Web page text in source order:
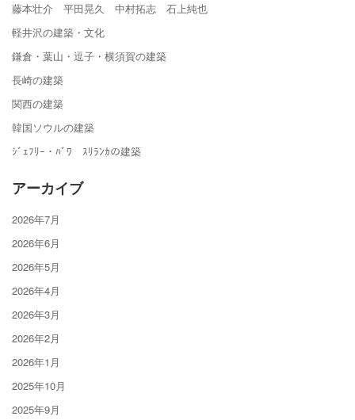
藤本壮介 平田晃久 中村拓志 石上純也
軽井沢の建築・文化
鎌倉・葉山・逗子・横須賀の建築
長崎の建築
関西の建築
韓国ソウルの建築
ｼﾞｪﾌﾘｰ・ﾊﾞﾜ ｽﾘﾗﾝｶの建築
アーカイブ
2026年7月
2026年6月
2026年5月
2026年4月
2026年3月
2026年2月
2026年1月
2025年10月
2025年9月